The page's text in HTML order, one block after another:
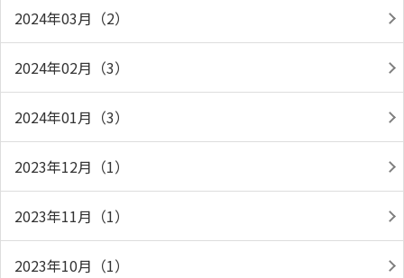
2024年03月（2）
2024年02月（3）
2024年01月（3）
2023年12月（1）
2023年11月（1）
2023年10月（1）